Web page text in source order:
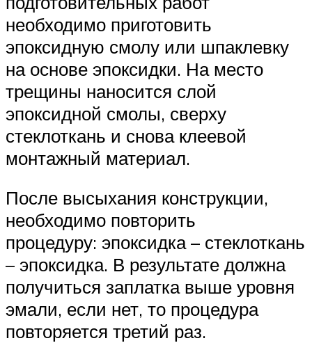
необходимо приготовить
эпоксидную смолу или шпаклевку
на основе эпоксидки. На место
трещины наносится слой
эпоксидной смолы, сверху
стеклоткань и снова клеевой
монтажный материал.
После высыхания конструкции,
необходимо повторить
процедуру: эпоксидка – стеклоткань
– эпоксидка. В результате должна
получиться заплатка выше уровня
эмали, если нет, то процедура
повторяется третий раз.